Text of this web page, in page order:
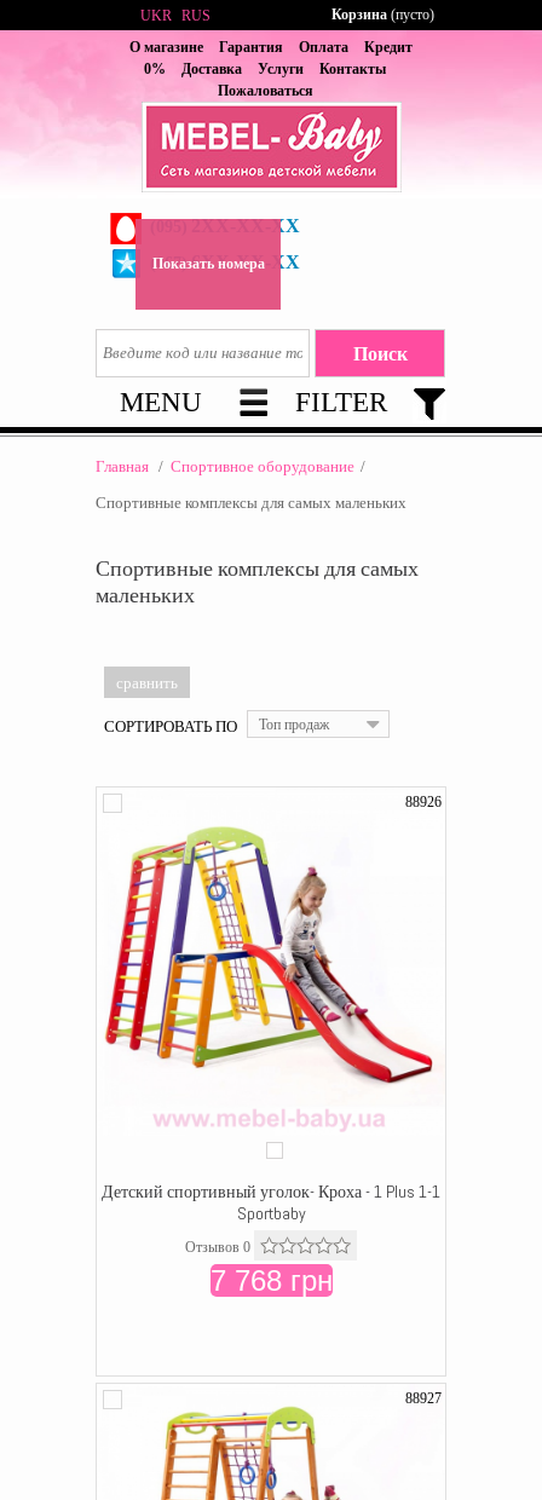
О магазине Гарантия Оплата
Кредит
0%
Доставка Услуги
Контакты
Пожаловаться
2XX-XX-XX
(067) 6XX-XX-XX
Показать номера
UKR RUS Корзина (пусто)
MENU FILTER
Главная / Спортивное оборудование /
Спортивные комплексы для самых маленьких
Спортивные комплексы для самых
маленьких
СОРТИРОВАТЬ ПО Топ продаж
88926
Детский спортивный уголок- Кроха - 1 Plus 1-1
Sportbaby
Отзывов 0
7 768 грн
88927